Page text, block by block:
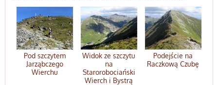
Pod szczytem
Jarząbczego
Wierchu
Widok ze szczytu
na
Starorobociański
Wierch i Bystrą
Podejście na
Raczkową Czubę